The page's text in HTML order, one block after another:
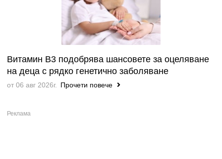
Витамин B3 подобрява шансовете за оцеляване
на деца с рядко генетично заболяване
от 06 авг 2026г. Прочети повече